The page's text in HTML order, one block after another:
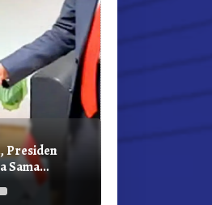
Presiden
Sama